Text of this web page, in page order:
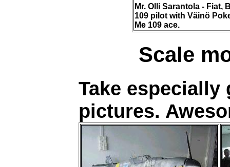
Mr. Olli Sarantola - Fiat,
109 pilot with Väinö
Me 109 ace.
Scale
Take
pictures.